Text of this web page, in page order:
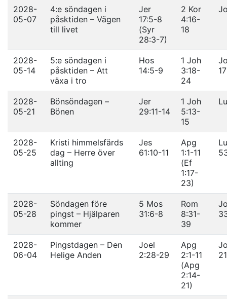
2028-
05-07
4:e söndagen i
påsktiden – Vägen
till livet
Jer
17:5-8
(Syr
28:3-7)
2 Kor
4:16-
18
2028-
05-14
5:e söndagen i
påsktiden – Att
växa i tro
Hos
14:5-9
1 Joh
3:18-
24
17
2028-
05-21
Bönsöndagen –
Bönen
Jer
29:11-14
1 Joh
5:13-
15
2028-
05-25
Kristi himmelsfärds
dag – Herre över
allting
Jes
61:10-11
Apg
1:1-11
(Ef
1:17-
23)
2028-
05-28
Söndagen före
pingst – Hjälparen
kommer
5 Mos
31:6-8
Rom
8:31-
39
2028-
06-04
Pingstdagen – Den
Helige Anden
Joel
2:28-29
Apg
2:1-11
(Apg
2:14-
21)
21